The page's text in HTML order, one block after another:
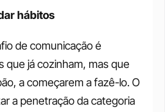
hábitos
de comunicação é
que já cozinham, mas que
a começarem a fazê-lo. O
a penetração da categoria